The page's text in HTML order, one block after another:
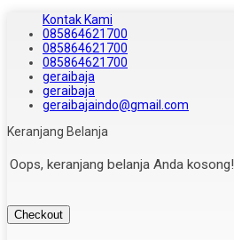
Kontak Kami
085864621700
085864621700
085864621700
geraibaja
geraibaja
geraibajaindo@gmail.com
Keranjang Belanja
Oops, keranjang belanja Anda kosong!
Checkout